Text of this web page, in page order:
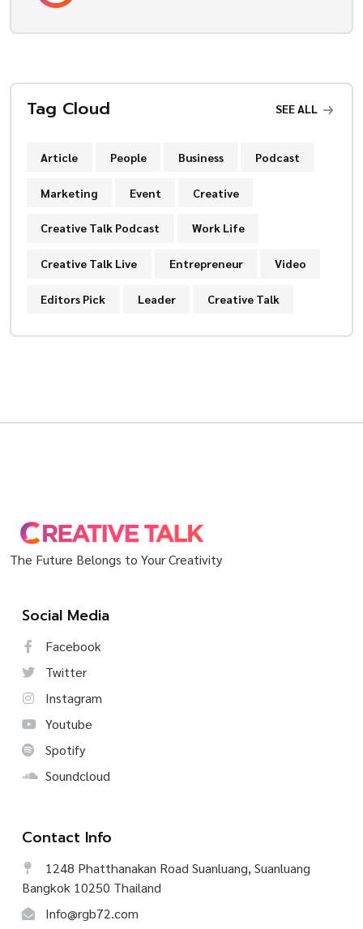
Tag Cloud SEE ALL
Article People Business Podcast
Marketing Event Creative
Creative Talk Podcast Work Life
Creative Talk Live Entrepreneur Video
Editors Pick Leader Creative Talk
The Future Belongs to Your Creativity
Social Media
Facebook
Twitter
Instagram
Youtube
Spotify
Soundcloud
Contact Info
1248 Phatthanakan Road Suanluang, Suanluang
Bangkok 10250 Thailand
Info@rgb72.com